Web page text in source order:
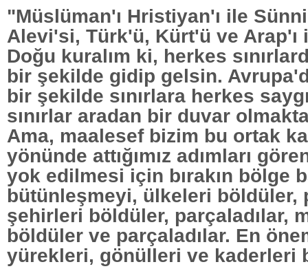
"Müslüman'ı Hristiyan'ı ile
Alevi'si, Türk'ü, Kürt'ü ve Arap'ı
Doğu kuralım ki, herkes
bir şekilde gidip gelsin.
bir şekilde sınırlara herkes
sınırlar aradan bir duvar
Ama, maalesef bizim bu ortak
yönünde attığımız adımları
yok edilmesi için bırakın bölge
bütünleşmeyi, ülkeleri böldüler,
şehirleri böldüler, parçaladılar,
böldüler ve parçaladılar. En
yürekleri, gönülleri ve kaderleri